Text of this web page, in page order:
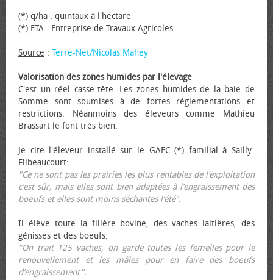
(*) q/ha : quintaux à l'hectare
(*) ETA : Entreprise de Travaux Agricoles
Source : Terre-Net/Nicolas Mahey
Valorisation des zones humides par l'élevage
C'est un réel casse-tête. Les zones humides de la baie de
Somme sont soumises à de fortes réglementations et
restrictions. Néanmoins des éleveurs comme Mathieu
Brassart le font très bien.
Je cite l'éleveur installé sur le GAEC (*) familial à Sailly-
Flibeaucourt:
"Ce ne sont pas les prairies les plus rentables de l’exploitation
c’est sûr, mais elles sont bien adaptées à l’engraissement des
bœufs et elles sont moins séchantes l’été".
Il élève toute la filière bovine, des vaches laitières, des
génisses et des bœufs.
"On trait 125 vaches, on garde toutes les femelles pour le
renouvellement et les mâles pour en faire des bœufs
d’engraissement".